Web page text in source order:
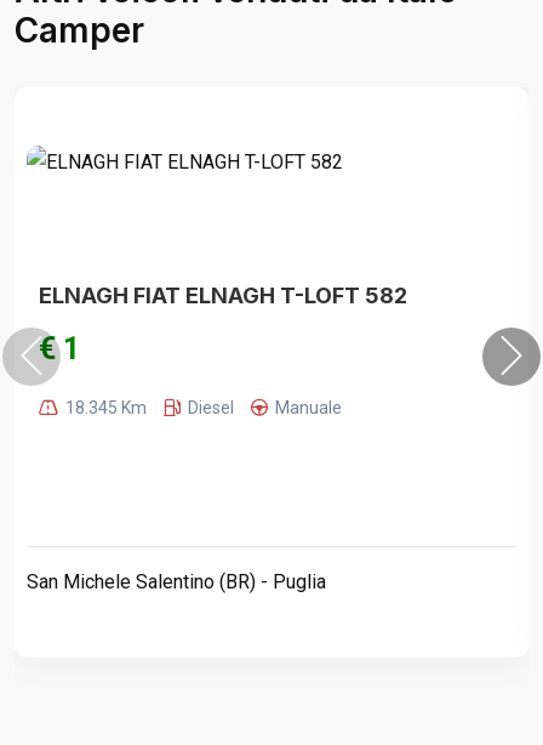
Camper
ELNAGH FIAT ELNAGH T-LOFT 582
€ 1
18.345 Km Diesel Manuale
San Michele Salentino (BR) - Puglia